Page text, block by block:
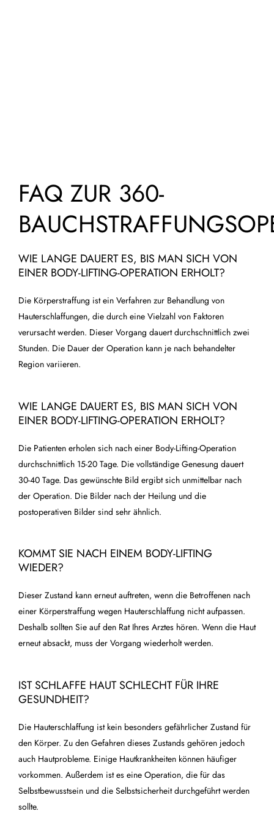
FAQ ZUR 360-
WIE LANGE DAUERT ES, BIS MAN SICH VON
EINER BODY-LIFTING-OPERATION ERHOLT?
Die Körperstraffung ist ein Verfahren zur Behandlung von
Hauterschlaffungen, die durch eine Vielzahl von Faktoren
verursacht werden. Dieser Vorgang dauert durchschnittlich zwei
Stunden. Die Dauer der Operation kann je nach behandelter
Region variieren.
WIE LANGE DAUERT ES, BIS MAN SICH VON
EINER BODY-LIFTING-OPERATION ERHOLT?
Die Patienten erholen sich nach einer Body-Lifting-Operation
durchschnittlich 15-20 Tage. Die vollständige Genesung dauert
30-40 Tage. Das gewünschte Bild ergibt sich unmittelbar nach
der Operation. Die Bilder nach der Heilung und die
postoperativen Bilder sind sehr ähnlich.
KOMMT SIE NACH EINEM BODY-LIFTING
WIEDER?
Dieser Zustand kann erneut auftreten, wenn die Betroffenen nach
einer Körperstraffung wegen Hauterschlaffung nicht aufpassen.
Deshalb sollten Sie auf den Rat Ihres Arztes hören. Wenn die Haut
erneut absackt, muss der Vorgang wiederholt werden.
IST SCHLAFFE HAUT SCHLECHT FÜR IHRE
GESUNDHEIT?
Die Hauterschlaffung ist kein besonders gefährlicher Zustand für
den Körper. Zu den Gefahren dieses Zustands gehören jedoch
auch Hautprobleme. Einige Hautkrankheiten können häufiger
vorkommen. Außerdem ist es eine Operation, die für das
Selbstbewusstsein und die Selbstsicherheit durchgeführt werden
sollte.